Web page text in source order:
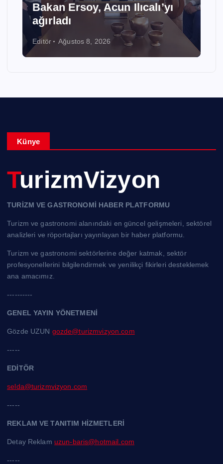
Bakan Ersoy, Acun Ilıcalı’yı
ağırladı
Editör Ağustos 8, 2026
Künye
TurizmVizyon
TURİZM VE GASTRONOMİ HABER PLATFORMU
Turizm ve gastronomi alanındaki en güncel gelişmeleri, sektörel
analizleri ve röportajları yayınlayan bir haber platformu.
Turizm ve gastronomi sektörlerine değer katmak, sektör
profesyonellerini bilgilendirmek ve yenilikçi fikirleri desteklemek
ana amacımız.
----------
GENEL YAYIN YÖNETMENİ
Gözde UZUN gozde@turizmvizyon.com
-----
EDİTÖR
selda@turizmvizyon.com
-----
REKLAM VE TANITIM HİZMETLERİ
Detay Reklam uzun-baris@hotmail.com
-----